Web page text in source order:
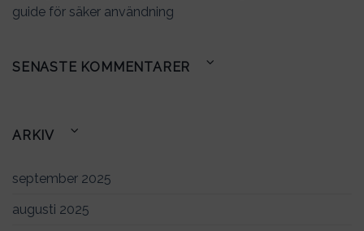
guide för säker användning
SENASTE KOMMENTARER
ARKIV
september 2025
augusti 2025